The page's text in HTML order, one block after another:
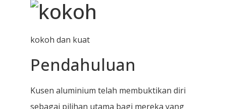
kokoh dan kuat
Pendahuluan
Kusen aluminium telah membuktikan diri
sebagai pilihan utama bagi mereka yang